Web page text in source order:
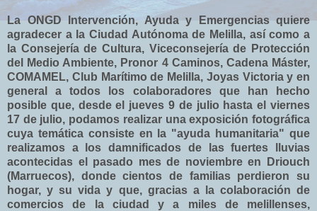
La ONGD Intervención, Ayuda y Emergencias quiere
agradecer a la Ciudad Autónoma de Melilla, así como a
la Consejería de Cultura, Viceconsejería de Protección
del Medio Ambiente, Pronor 4 Caminos, Cadena Máster,
COMAMEL, Club Marítimo de Melilla, Joyas Victoria y en
general a todos los colaboradores que han hecho
posible que, desde el jueves 9 de julio hasta el viernes
17 de julio, podamos realizar una exposición fotográfica
cuya temática consiste en la "ayuda humanitaria" que
realizamos a los damnificados de las fuertes lluvias
acontecidas el pasado mes de noviembre en Driouch
(Marruecos), donde cientos de familias perdieron su
hogar, y su vida y que, gracias a la colaboración de
comercios de la ciudad y a miles de melillenses,